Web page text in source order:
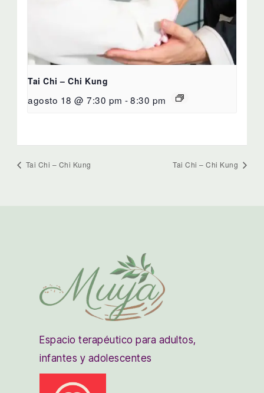
Tai Chi – Chi Kung
agosto 18 @ 7:30 pm -8:30 pm
Tai Chi – Chi Kung Tai Chi – Chi Kung
Espacio terapéutico para adultos,
infantes y adolescentes